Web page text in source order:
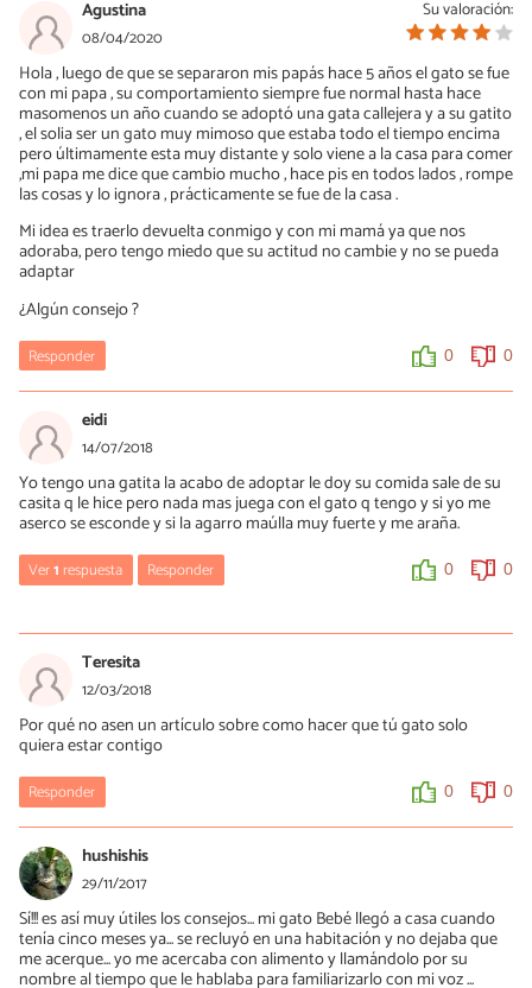
si, ES LA MEJOR, voy a intentar esto con mis gatas, una se murio
por alergia a los ojos o algo así :(
0
Su valoración:
Agustina
08/04/2020
Hola , luego de que se separaron mis papás hace 5 años el gato se fue
con mi papa , su comportamiento siempre fue normal hasta hace
masomenos un año cuando se adoptó una gata callejera y a su gatito
, el solia ser un gato muy mimoso que estaba todo el tiempo encima
pero últimamente esta muy distante y solo viene a la casa para comer
,mi papa me dice que cambio mucho , hace pis en todos lados , rompe
las cosas y lo ignora , prácticamente se fue de la casa .
Mi idea es traerlo devuelta conmigo y con mi mamá ya que nos
adoraba, pero tengo miedo que su actitud no cambie y no se pueda
adaptar
¿Algún consejo ?
Responder 0 0
eidi
14/07/2018
Yo tengo una gatita la acabo de adoptar le doy su comida sale de su
casita q le hice pero nada mas juega con el gato q tengo y si yo me
aserco se esconde y si la agarro maúlla muy fuerte y me araña.
Ver1respuesta Responder 0 0
16/07/2018
Hola Eidi, es importante que no intentes cogerla si ella no quiere.
Dale su espacio y sigue los consejos del artículo, seguro que en
cuestión de tiempo se deja manipular.
Teresita
12/03/2018
Por qué no asen un artículo sobre como hacer que tú gato solo
quiera estar contigo
Responder 0 0
hushishis
29/11/2017
Sí!!! es así muy útiles los consejos... mi gato Bebé llegó a casa cuando
tenía cinco meses ya... se recluyó en una habitación y no dejaba que
me acerque... yo me acercaba con alimento y llamándolo por su
nombre al tiempo que le hablaba para familiarizarlo con mi voz ...